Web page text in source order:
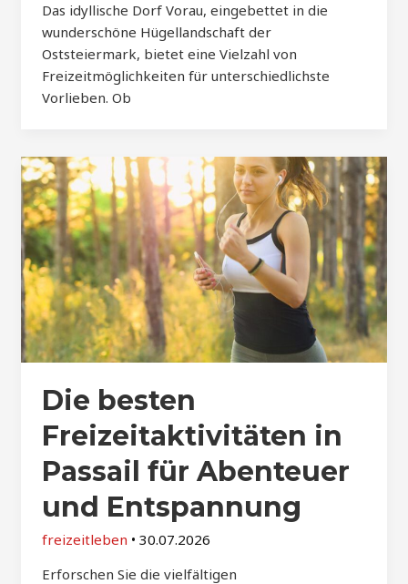
Das idyllische Dorf Vorau, eingebettet in die
wunderschöne Hügellandschaft der
Oststeiermark, bietet eine Vielzahl von
Freizeitmöglichkeiten für unterschiedlichste
Vorlieben. Ob
Die besten
Freizeitaktivitäten in
Passail für Abenteuer
und Entspannung
freizeitleben • 30.07.2026
Erforschen Sie die vielfältigen